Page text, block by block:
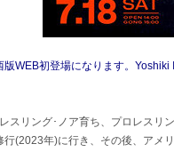
WEB初登場になります。Yoshiki
スリング･ノア育ち、プロレスリ
行(2023年)に行き、その後、アメ